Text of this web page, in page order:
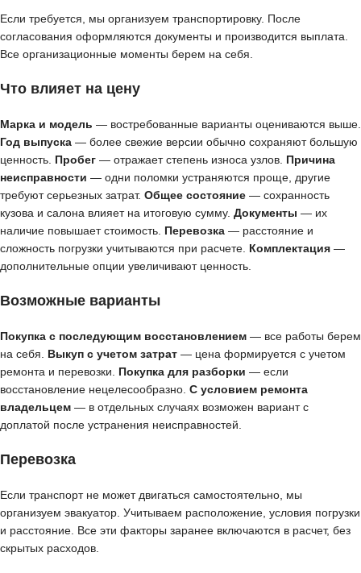
Если требуется, мы организуем транспортировку. После
согласования оформляются документы и производится выплата.
Все организационные моменты берем на себя.
Что влияет на цену
Марка и модель — востребованные варианты оцениваются выше.
Год выпуска — более свежие версии обычно сохраняют большую
ценность. Пробег — отражает степень износа узлов. Причина
неисправности — одни поломки устраняются проще, другие
требуют серьезных затрат. Общее состояние — сохранность
кузова и салона влияет на итоговую сумму. Документы — их
наличие повышает стоимость. Перевозка — расстояние и
сложность погрузки учитываются при расчете. Комплектация —
дополнительные опции увеличивают ценность.
Возможные варианты
Покупка с последующим восстановлением — все работы берем
на себя. Выкуп с учетом затрат — цена формируется с учетом
ремонта и перевозки. Покупка для разборки — если
восстановление нецелесообразно. С условием ремонта
владельцем — в отдельных случаях возможен вариант с
доплатой после устранения неисправностей.
Перевозка
Если транспорт не может двигаться самостоятельно, мы
организуем эвакуатор. Учитываем расположение, условия погрузки
и расстояние. Все эти факторы заранее включаются в расчет, без
скрытых расходов.